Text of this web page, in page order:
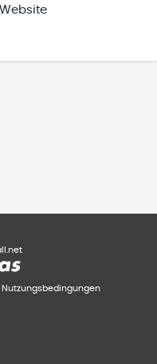
Website
Nutzungsbedingungen